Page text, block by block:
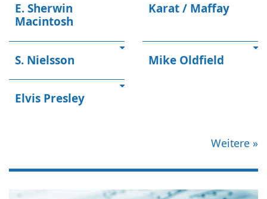
E. Sherwin
Macintosh
Karat / Maffay
S. Nielsson Mike Oldfield
Elvis Presley
Weitere »